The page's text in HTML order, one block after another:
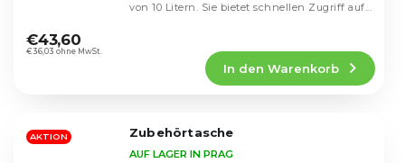
durchschnittliche
Produktbewertung
Sternen.
€36,03 ohne MwSt.
€43,60
In den Warenkorb
von 10 Litern. Sie bietet schnellen Zugriff auf...
AKTION Zubehörtasche
AUF LAGER IN PRAG